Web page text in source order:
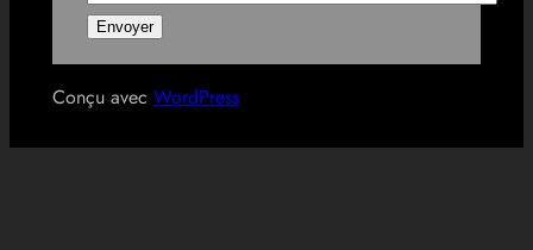
Conçu avec WordPress